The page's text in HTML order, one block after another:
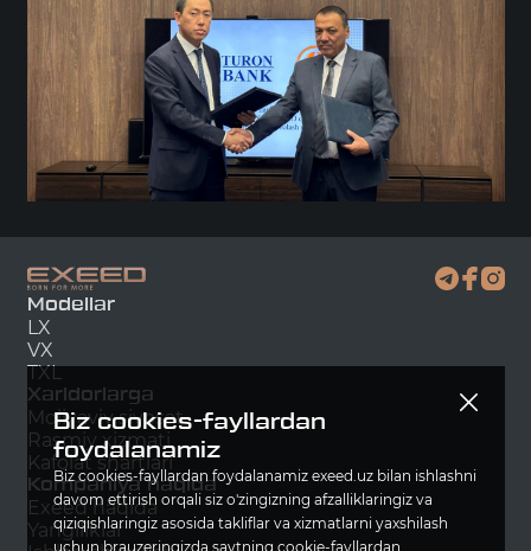
Modellar
LX
TXL
VX
Xaridorlarga
Moliyaviy siyosat
Kafolat shartlari
Rasmiy xizmati
Kompaniya haqida
Exeed haqida
Yangiliklar
Biz cookies-fayllardan
foydalanamiz
Biz cookies-fayllardan foydalanamiz exeed.uz bilan ishlashni
davom ettirish orqali siz o'zingizning afzalliklaringiz va
qiziqishlaringiz asosida takliflar va xizmatlarni yaxshilash
uchun brauzeringizda saytning cookie-fayllardan